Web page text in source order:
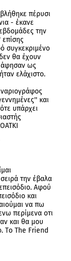
πέρυσι
- έκανε
την
συγκεκριμένο
θα έχουν
άφησαν ως
ελάχιστο.
και
υπάρχει
την έβαλα
Αφού
και
να πω
περίμενα οτι
και θα μου
Τo The Friend